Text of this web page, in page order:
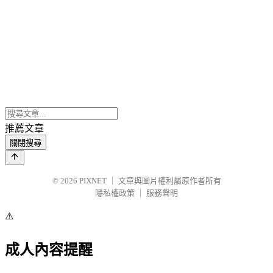
推薦文章
關閉搜尋
© 2026 PIXNET
文章與圖片權利屬原作者所有
隱私權政策
服務聲明
⚠️
成人內容提醒